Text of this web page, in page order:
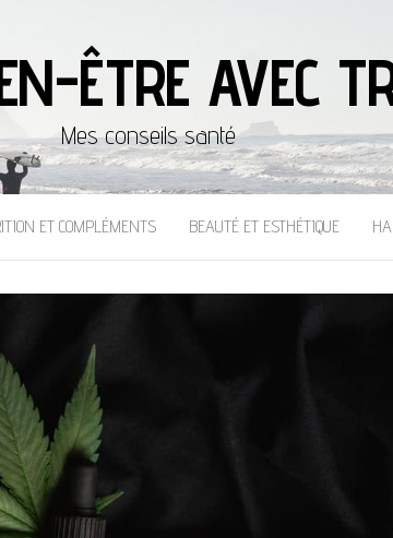
ÊTRE AVEC
Mes conseils santé
ET COMPLÉMENTS BEAUTÉ ET ESTHÉTIQUE